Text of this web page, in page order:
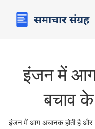
इंजन में
बचाव
इंजन में आग अचानक होती है और